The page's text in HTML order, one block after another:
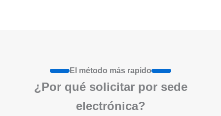
El método más rapido
¿Por qué solicitar por sede
electrónica?